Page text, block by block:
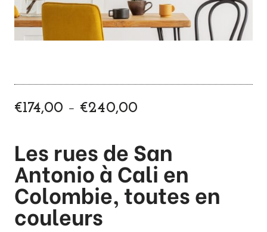
€174,00 – €240,00
g
e
d
e
p
Les rues de San
Antonio à Cali en
Colombie, toutes en
couleurs